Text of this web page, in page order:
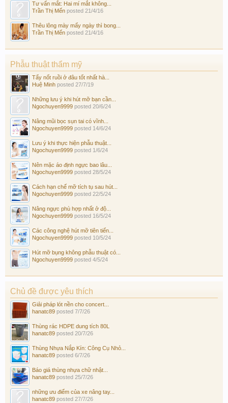
Tư vấn mắt: Hai mí mắt không...
Trần Thị Mến posted 21/4/16
Thêu lông mày mấy ngày thì bong...
Trần Thị Mến posted 21/4/16
Phẫu thuật thẩm mỹ
Tẩy nốt ruồi ở đâu tốt nhất hà...
Huệ Minh posted 27/7/19
Những lưu ý khi hút mỡ bạn cần...
Ngochuyen9999 posted 20/6/24
Nâng mũi bọc sụn tai có vĩnh...
Ngochuyen9999 posted 14/6/24
Lưu ý khi thực hiện phẫu thuật...
Ngochuyen9999 posted 1/6/24
Nên mặc áo định ngực bao lâu...
Ngochuyen9999 posted 28/5/24
Cách hạn chế mỡ tích tụ sau hút...
Ngochuyen9999 posted 22/5/24
Nâng ngực phù hợp nhất ở độ...
Ngochuyen9999 posted 16/5/24
Các công nghệ hút mỡ tiên tiến...
Ngochuyen9999 posted 10/5/24
Hút mỡ bụng không phẫu thuật có...
Ngochuyen9999 posted 4/5/24
Chủ đề được yêu thích
Giải pháp lót nền cho concert...
hanatc89 posted 7/7/26
Thùng rác HDPE dung tích 80L
hanatc89 posted 20/7/26
Thùng Nhựa Nắp Kín: Công Cụ Nhỏ...
hanatc89 posted 6/7/26
Báo giá thùng nhựa chữ nhật...
hanatc89 posted 25/7/26
những ưu điểm của xe nâng tay...
hanatc89 posted 27/7/26